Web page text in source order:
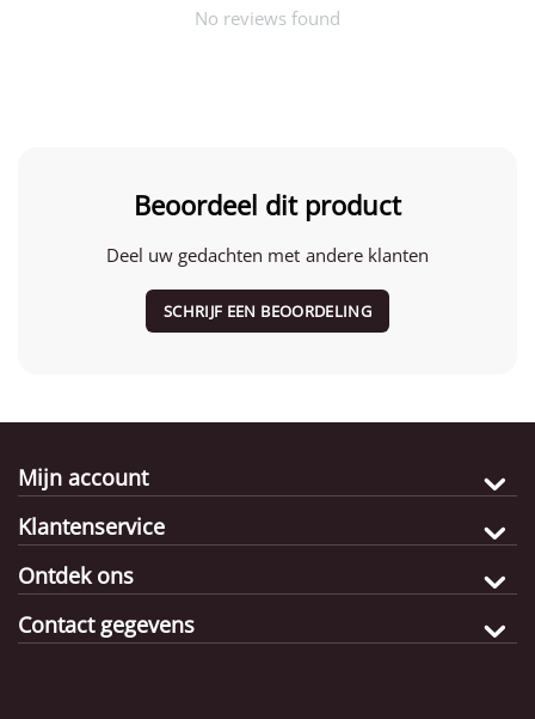
No reviews found
Beoordeel dit product
Deel uw gedachten met andere klanten
SCHRIJF EEN BEOORDELING
Mijn account
Klantenservice
Ontdek ons
Contact gegevens